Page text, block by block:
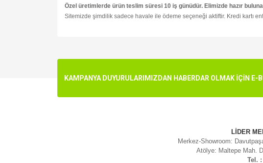
Özel üretimlerde ürün teslim süresi 10 iş günüdür. Elimizde hazır
Sitemizde şimdilik sadece havale ile ödeme seçeneği aktiftir. Kredi kartı
Ürün resmi kalitesiz, bozuk veya görüntülenemiyor.
KAMPANYA DUYURULARIMIZDAN HABERDAR OLMAK İÇİN
LİDER
Merkez-Showroom:
Atölye: Maltepe Mah.
Tel. :